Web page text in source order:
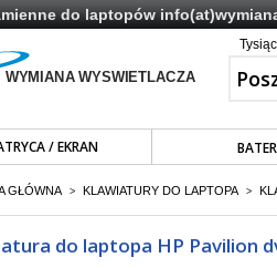
do laptopów
/ EKRAN
GŁÓWNA > KLAWIATURY DO LAPTOPA >
do laptopa HP Pavilion